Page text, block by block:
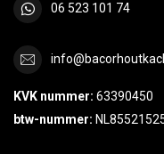
06 523 101 74
KVK nummer: 63390450
btw-nummer: